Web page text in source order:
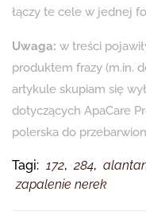
łączy te cele w jednej
Uwaga: w treści
produktem frazy (m.in.
artykule skupiam się
dotyczących ApaCare
polerska do
Tagi: 172, 284,
zapalenie nerek